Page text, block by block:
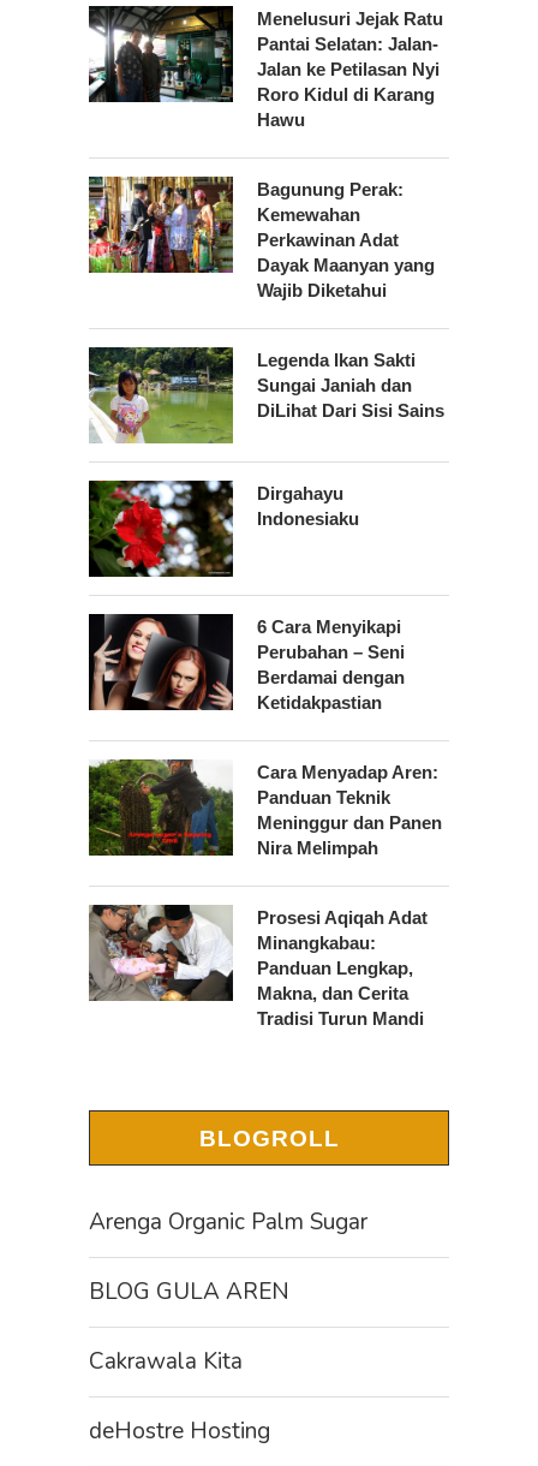
Menelusuri Jejak Ratu
Pantai Selatan: Jalan-
Jalan ke Petilasan Nyi
Roro Kidul di Karang
Hawu
Bagunung Perak:
Kemewahan
Perkawinan Adat
Dayak Maanyan yang
Wajib Diketahui
Legenda Ikan Sakti
Sungai Janiah dan
DiLihat Dari Sisi Sains
Dirgahayu
Indonesiaku
6 Cara Menyikapi
Perubahan – Seni
Berdamai dengan
Ketidakpastian
Cara Menyadap Aren:
Panduan Teknik
Meninggur dan Panen
Nira Melimpah
Prosesi Aqiqah Adat
Minangkabau:
Panduan Lengkap,
Makna, dan Cerita
Tradisi Turun Mandi
BLOGROLL
Arenga Organic Palm Sugar
BLOG GULA AREN
Cakrawala Kita
deHostre Hosting